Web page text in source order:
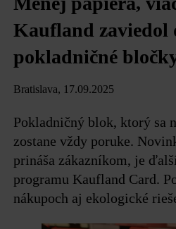
Kaufland zaviedol
pokladničné
Bratislava, 17.09.2025
Pokladničný blok, ktorý sa
zostane vždy poruke.
prináša zákazníkom, je
programu Kaufland Card.
nákupoch aj ekologické